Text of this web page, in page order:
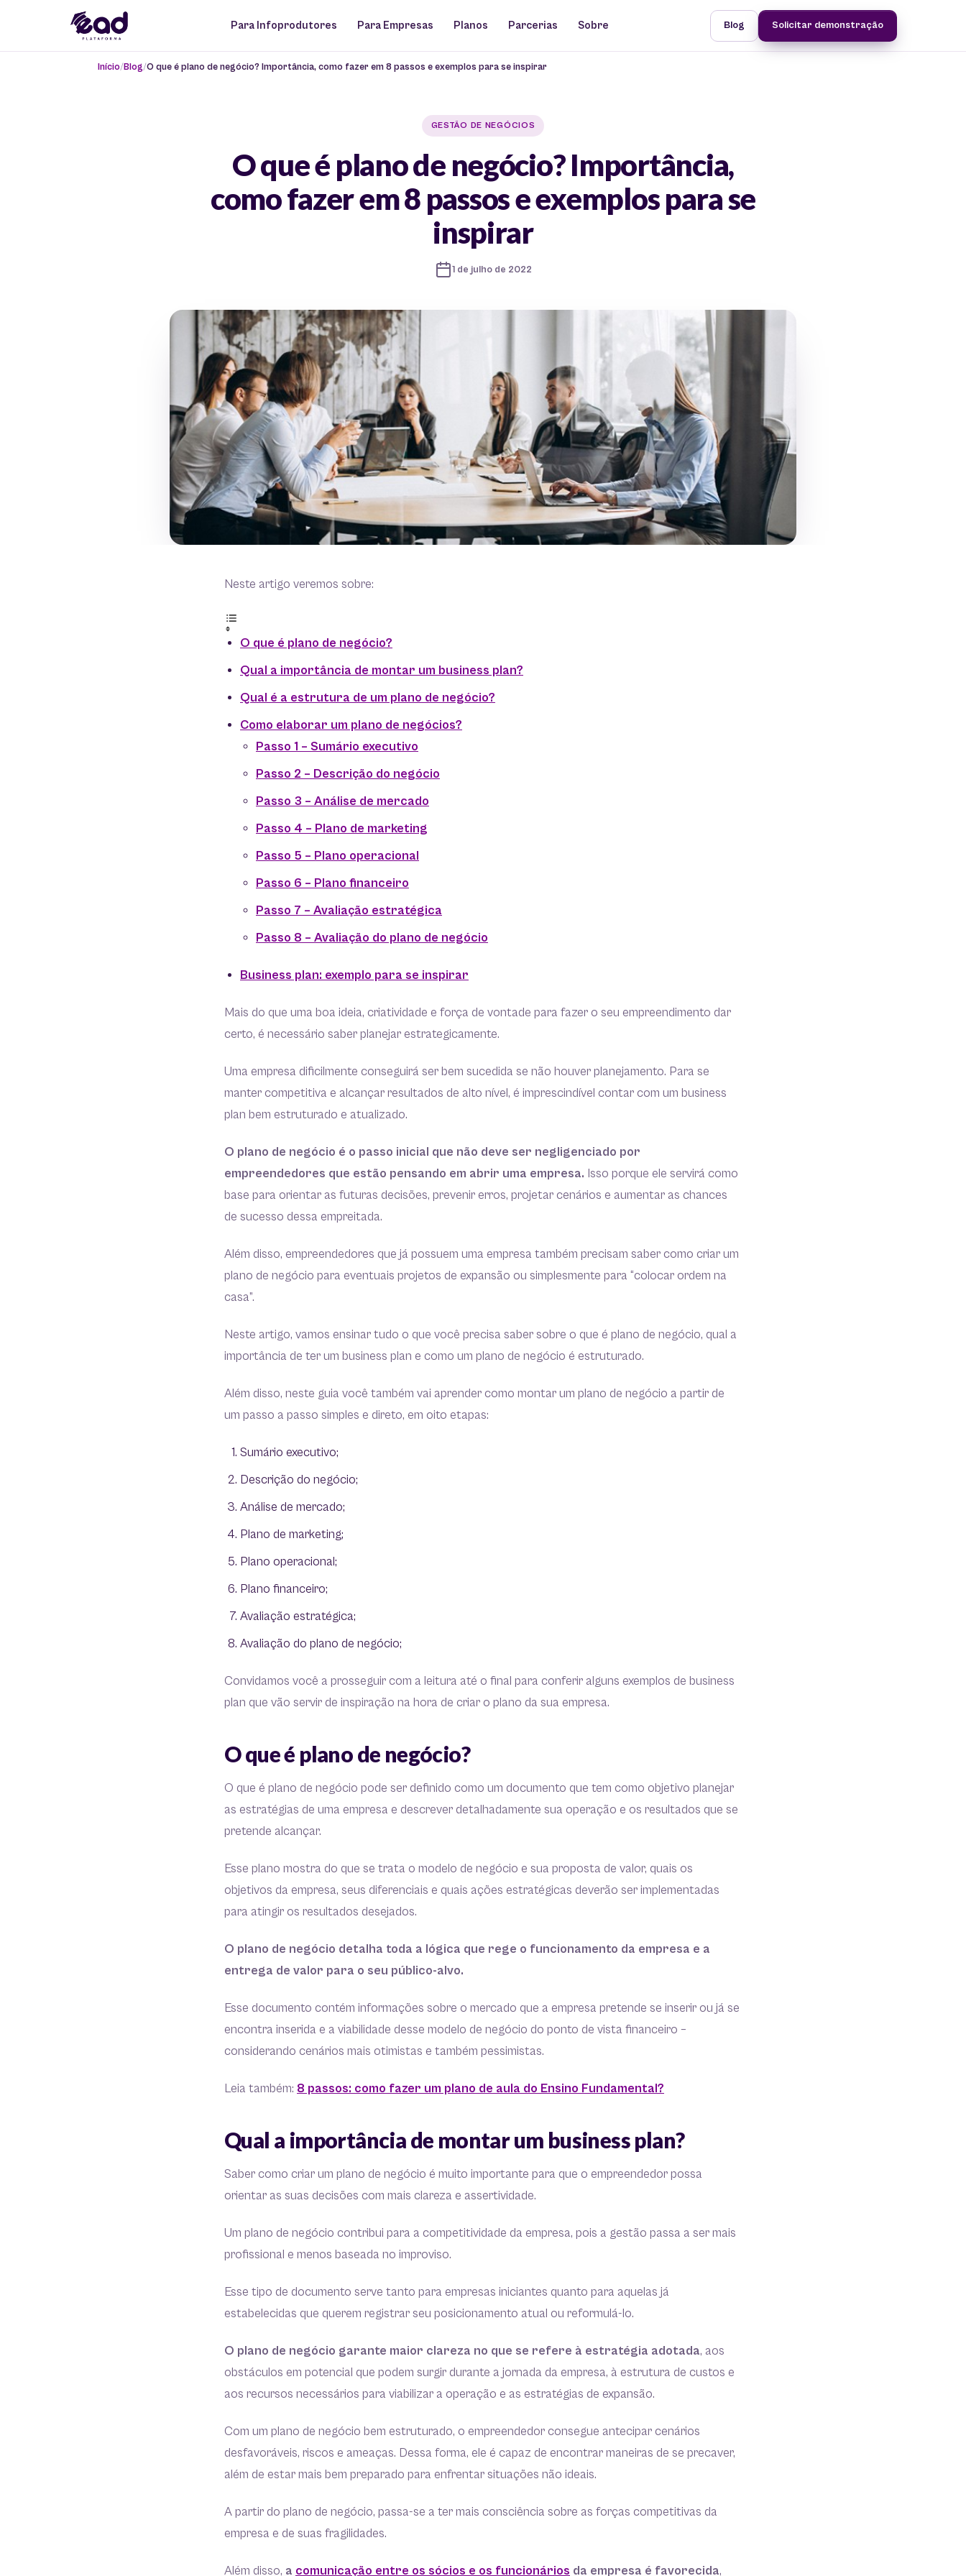
Para Infoprodutores Para Empresas Planos Parcerias Sobre Blog Solicitar demonstração
Início Blog O que é plano de negócio? Importância, como fazer em 8 passos e exemplos para se inspirar
GESTÃO DE NEGÓCIOS
O que é plano de negócio? Importância,
como fazer em 8 passos e exemplos para se
inspirar
1 de julho de 2022
Neste artigo veremos sobre:
O que é plano de negócio?
Qual a importância de montar um business plan?
Qual é a estrutura de um plano de negócio?
Como elaborar um plano de negócios?
Passo 1 – Sumário executivo
Passo 2 – Descrição do negócio
Passo 3 – Análise de mercado
Passo 4 – Plano de marketing
Passo 5 – Plano operacional
Passo 6 – Plano financeiro
Passo 7 – Avaliação estratégica
Passo 8 – Avaliação do plano de negócio
Business plan: exemplo para se inspirar
Mais do que uma boa ideia, criatividade e força de vontade para fazer o seu empreendimento dar
certo, é necessário saber planejar estrategicamente.
Uma empresa dificilmente conseguirá ser bem sucedida se não houver planejamento. Para se
manter competitiva e alcançar resultados de alto nível, é imprescindível contar com um business
plan bem estruturado e atualizado.
O plano de negócio é o passo inicial que não deve ser negligenciado por
empreendedores que estão pensando em abrir uma empresa. Isso porque ele servirá como
base para orientar as futuras decisões, prevenir erros, projetar cenários e aumentar as chances
de sucesso dessa empreitada.
Além disso, empreendedores que já possuem uma empresa também precisam saber como criar um
plano de negócio para eventuais projetos de expansão ou simplesmente para “colocar ordem na
casa”.
Neste artigo, vamos ensinar tudo o que você precisa saber sobre o que é plano de negócio, qual a
importância de ter um business plan e como um plano de negócio é estruturado.
Além disso, neste guia você também vai aprender como montar um plano de negócio a partir de
um passo a passo simples e direto, em oito etapas:
Sumário executivo;
Descrição do negócio;
Análise de mercado;
Plano de marketing;
Plano operacional;
Plano financeiro;
Avaliação estratégica;
Avaliação do plano de negócio;
Convidamos você a prosseguir com a leitura até o final para conferir alguns exemplos de business
plan que vão servir de inspiração na hora de criar o plano da sua empresa.
O que é plano de negócio?
O que é plano de negócio pode ser definido como um documento que tem como objetivo planejar
as estratégias de uma empresa e descrever detalhadamente sua operação e os resultados que se
pretende alcançar.
Esse plano mostra do que se trata o modelo de negócio e sua proposta de valor, quais os
objetivos da empresa, seus diferenciais e quais ações estratégicas deverão ser implementadas
para atingir os resultados desejados.
O plano de negócio detalha toda a lógica que rege o funcionamento da empresa e a
entrega de valor para o seu público-alvo.
Esse documento contém informações sobre o mercado que a empresa pretende se inserir ou já se
encontra inserida e a viabilidade desse modelo de negócio do ponto de vista financeiro –
considerando cenários mais otimistas e também pessimistas.
Leia também: 8 passos: como fazer um plano de aula do Ensino Fundamental?
Qual a importância de montar um business plan?
Saber como criar um plano de negócio é muito importante para que o empreendedor possa
orientar as suas decisões com mais clareza e assertividade.
Um plano de negócio contribui para a competitividade da empresa, pois a gestão passa a ser mais
profissional e menos baseada no improviso.
Esse tipo de documento serve tanto para empresas iniciantes quanto para aquelas já
estabelecidas que querem registrar seu posicionamento atual ou reformulá-lo.
O plano de negócio garante maior clareza no que se refere à estratégia adotada, aos
obstáculos em potencial que podem surgir durante a jornada da empresa, à estrutura de custos e
aos recursos necessários para viabilizar a operação e as estratégias de expansão.
Com um plano de negócio bem estruturado, o empreendedor consegue antecipar cenários
desfavoráveis, riscos e ameaças. Dessa forma, ele é capaz de encontrar maneiras de se precaver,
além de estar mais bem preparado para enfrentar situações não ideais.
A partir do plano de negócio, passa-se a ter mais consciência sobre as forças competitivas da
empresa e de suas fragilidades.
Além disso, a comunicação entre os sócios e os funcionários da empresa é favorecida,